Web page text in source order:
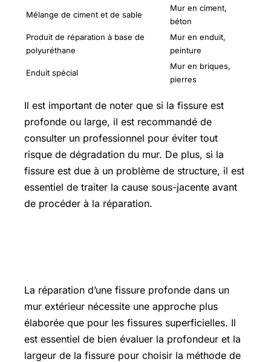
Mélange de ciment et de sable
Mur en ciment,
béton
Produit de réparation à base de
polyuréthane
Mur en enduit,
peinture
Enduit spécial
Mur en briques,
pierres
Il est important de noter que si la fissure est
profonde ou large, il est recommandé de
consulter un professionnel pour éviter tout
risque de dégradation du mur. De plus, si la
fissure est due à un problème de structure, il est
essentiel de traiter la cause sous-jacente avant
de procéder à la réparation.
La réparation d’une fissure profonde dans un
mur extérieur nécessite une approche plus
élaborée que pour les fissures superficielles. Il
est essentiel de bien évaluer la profondeur et la
largeur de la fissure pour choisir la méthode de